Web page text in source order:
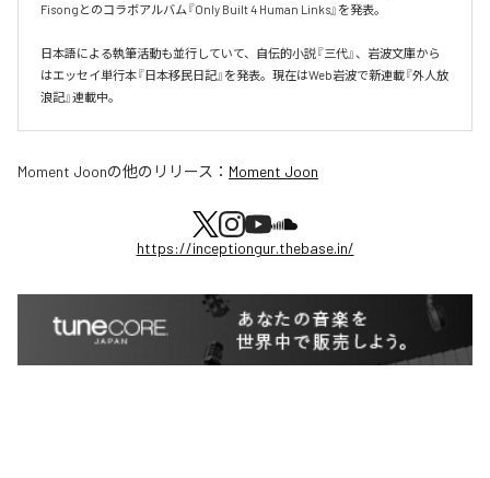
Fisongとのコラボアルバム『Only Built 4 Human Links』を発表。
日本語による執筆活動も並行していて、自伝的小説『三代』、岩波文庫から
はエッセイ単行本『日本移民日記』を発表。現在はWeb岩波で新連載『外人放
浪記』連載中。
Moment Joonの他のリリース： Moment Joon
https://inceptiongur.thebase.in/